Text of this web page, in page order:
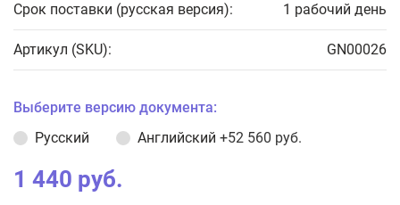
Срок поставки (русская версия): 1 рабочий день
Артикул (SKU): GN00026
Выберите версию документа:
Русский
Английский +52 560 руб.
1 440 руб.